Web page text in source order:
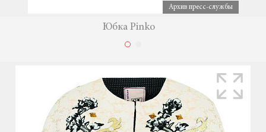
Архив пресс-службы
Юбка Pinko